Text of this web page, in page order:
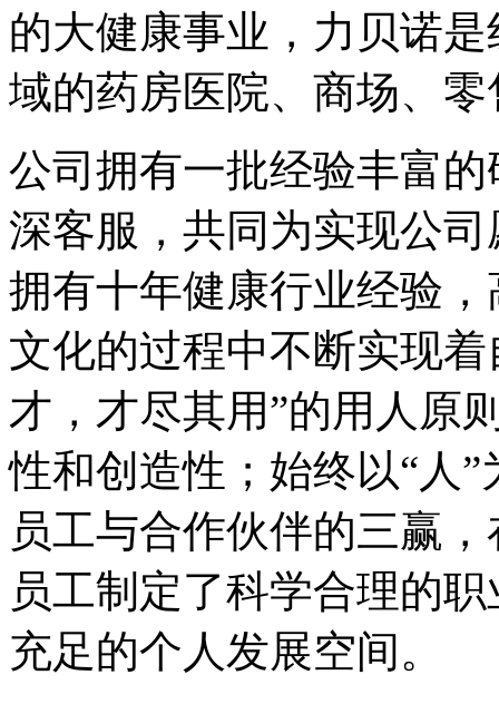
的大健康事业，力贝诺
域的药房医院、商场、
公司拥有一批经验丰富
深客服，共同为实现公
拥有十年健康行业经验
文化的过程中不断实现
才，才尽其用”的用人原
性和创造性；始终以“人
员工与合作伙伴的三赢
员工制定了科学合理的
充足的个人发展空间。